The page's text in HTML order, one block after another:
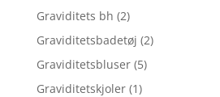
Graviditets bh (2)
Graviditetsbadetøj (2)
Graviditetsbluser (5)
Graviditetskjoler (1)